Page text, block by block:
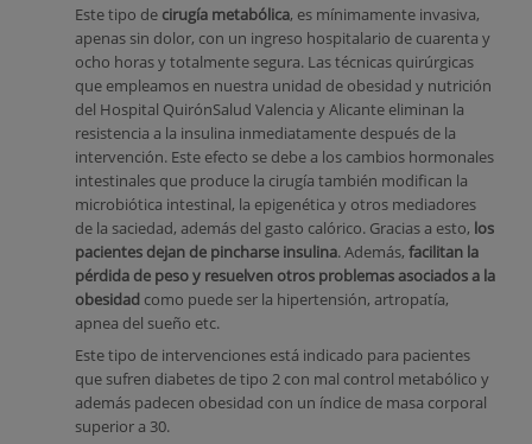
Este tipo de cirugía metabólica, es mínimamente invasiva,
apenas sin dolor, con un ingreso hospitalario de cuarenta y
ocho horas y totalmente segura. Las técnicas quirúrgicas
que empleamos en nuestra unidad de obesidad y nutrición
del Hospital QuirónSalud Valencia y Alicante eliminan la
resistencia a la insulina inmediatamente después de la
intervención. Este efecto se debe a los cambios hormonales
intestinales que produce la cirugía también modifican la
microbiótica intestinal, la epigenética y otros mediadores
de la saciedad, además del gasto calórico. Gracias a esto, los
pacientes dejan de pincharse insulina. Además, facilitan la
pérdida de peso y resuelven otros problemas asociados a la
obesidad como puede ser la hipertensión, artropatía,
apnea del sueño etc.
Este tipo de intervenciones está indicado para pacientes
que sufren diabetes de tipo 2 con mal control metabólico y
además padecen obesidad con un índice de masa corporal
superior a 30.